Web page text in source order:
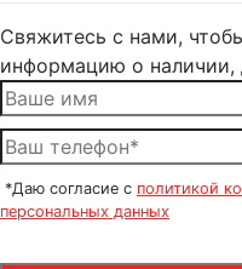
Свяжитесь с нами,
информацию о наличии,
*Даю согласие с политикой
персональных данных